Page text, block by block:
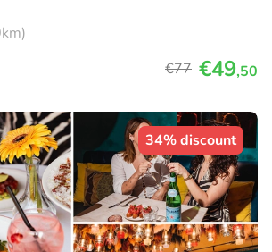
€77 €49,50
34% discount